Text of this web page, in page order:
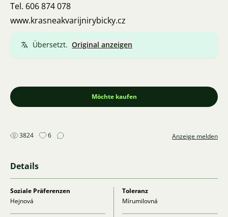
Tel. 606 874 078
www.krasneakvarijnirybicky.cz
Übersetzt. Original anzeigen
Möchte kaufen
3824 6 Anzeige melden
Details
Soziale Präferenzen
Hejnová
Toleranz
Mírumilovná